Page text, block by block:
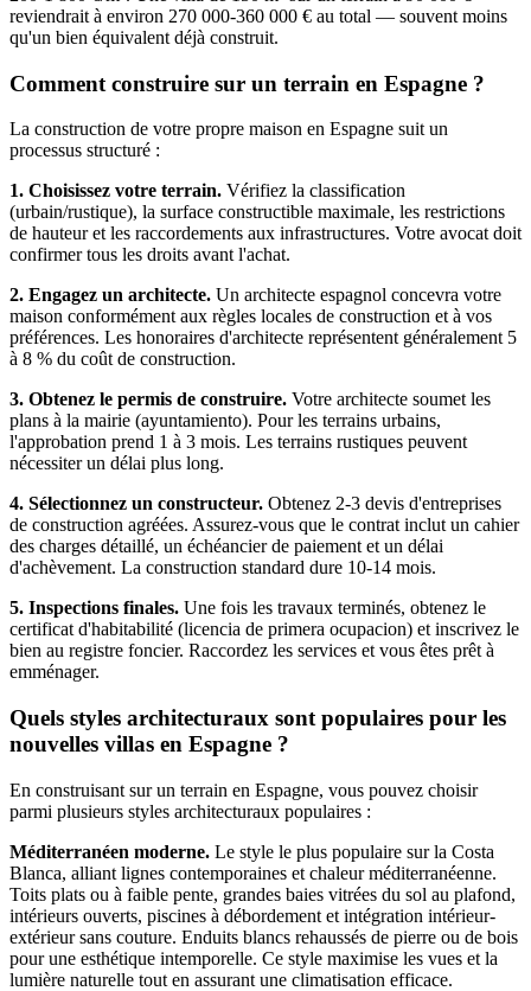
reviendrait à environ 270 000-360 000 € au total — souvent moins
qu'un bien équivalent déjà construit.
Comment construire sur un terrain en Espagne ?
La construction de votre propre maison en Espagne suit un
processus structuré :
1. Choisissez votre terrain. Vérifiez la classification
(urbain/rustique), la surface constructible maximale, les restrictions
de hauteur et les raccordements aux infrastructures. Votre avocat doit
confirmer tous les droits avant l'achat.
2. Engagez un architecte. Un architecte espagnol concevra votre
maison conformément aux règles locales de construction et à vos
préférences. Les honoraires d'architecte représentent généralement 5
à 8 % du coût de construction.
3. Obtenez le permis de construire. Votre architecte soumet les
plans à la mairie (ayuntamiento). Pour les terrains urbains,
l'approbation prend 1 à 3 mois. Les terrains rustiques peuvent
nécessiter un délai plus long.
4. Sélectionnez un constructeur. Obtenez 2-3 devis d'entreprises
de construction agréées. Assurez-vous que le contrat inclut un cahier
des charges détaillé, un échéancier de paiement et un délai
d'achèvement. La construction standard dure 10-14 mois.
5. Inspections finales. Une fois les travaux terminés, obtenez le
certificat d'habitabilité (licencia de primera ocupacion) et inscrivez le
bien au registre foncier. Raccordez les services et vous êtes prêt à
emménager.
Quels styles architecturaux sont populaires pour les
nouvelles villas en Espagne ?
En construisant sur un terrain en Espagne, vous pouvez choisir
parmi plusieurs styles architecturaux populaires :
Méditerranéen moderne. Le style le plus populaire sur la Costa
Blanca, alliant lignes contemporaines et chaleur méditerranéenne.
Toits plats ou à faible pente, grandes baies vitrées du sol au plafond,
intérieurs ouverts, piscines à débordement et intégration intérieur-
extérieur sans couture. Enduits blancs rehaussés de pierre ou de bois
pour une esthétique intemporelle. Ce style maximise les vues et la
lumière naturelle tout en assurant une climatisation efficace.